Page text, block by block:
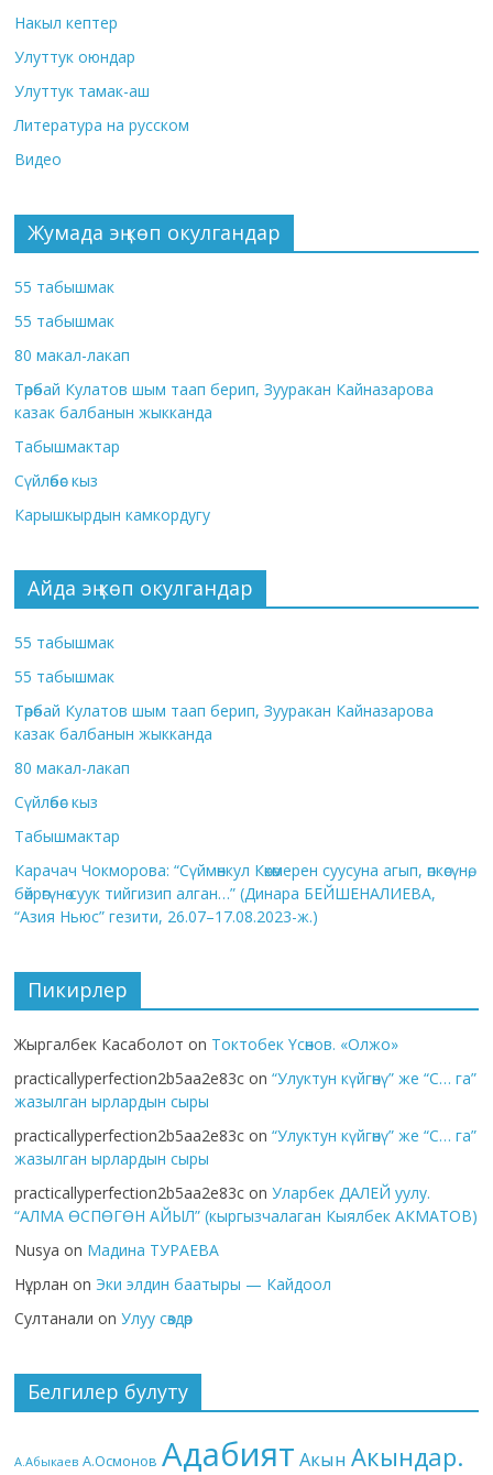
Накыл кептер
Улуттук оюндар
Улуттук тамак-аш
Литература на русском
Видео
Жумада эң көп окулгандар
55 табышмак
55 табышмак
80 макал-лакап
Төрөбай Кулатов шым таап берип, Зууракан Кайназарова
казак балбанын жыкканда
Табышмактар
Сүйлөбөс кыз
Карышкырдын камкордугу
Айда эң көп окулгандар
55 табышмак
55 табышмак
Төрөбай Кулатов шым таап берип, Зууракан Кайназарова
казак балбанын жыкканда
80 макал-лакап
Сүйлөбөс кыз
Табышмактар
Карачач Чокморова: “Сүймөнкул Көкөмерен суусуна агып, өпкөсүнө,
бөйрөгүнө суук тийгизип алган…” (Динара БЕЙШЕНАЛИЕВА,
“Азия Ньюс” гезити, 26.07–17.08.2023-ж.)
Пикирлер
Жыргалбек Касаболот on Токтобек Үсөнов. «Олжо»
practicallyperfection2b5aa2e83c on“Улуктун күйгөнү” же “С… га”
жазылган ырлардын сыры
practicallyperfection2b5aa2e83c on“Улуктун күйгөнү” же “С… га”
жазылган ырлардын сыры
practicallyperfection2b5aa2e83c onУларбек ДАЛЕЙ уулу.
“АЛМА ӨСПӨГӨН АЙЫЛ” (кыргызчалаган Кыялбек АКМАТОВ)
Nusya on Мадина ТУРАЕВА
Нұрлан on Эки элдин баатыры — Кайдоол
Султанали onУлуу сөздөр
Белгилер булуту
А.Абыкаев А.Осмонов Адабият Акын Акындар.